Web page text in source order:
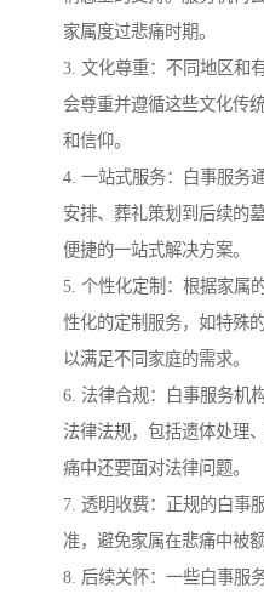
家属度过悲痛时期。
3. 文化尊重：不同地区和
会尊重并遵循这些文化传
和信仰。
4. 一站式服务：白事服务
安排、葬礼策划到后续的
便捷的一站式解决方案。
5. 个性化定制：根据家属
性化的定制服务，如特殊
以满足不同家庭的需求。
6. 法律合规：白事服务机
法律法规，包括遗体处理
痛中还要面对法律问题。
7. 透明收费：正规的白事
准，避免家属在悲痛中被
8. 后续关怀：一些白事服